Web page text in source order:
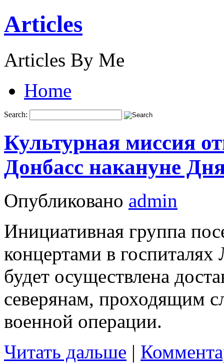
Articles
Articles By Me
Home
Search:
Культурная миссия
Донбасс накануне
Опубликовано admin
Инициативная группа
концертами в
будет осуществлена
северянам, проходящим
военной операции.
Читать дальше |